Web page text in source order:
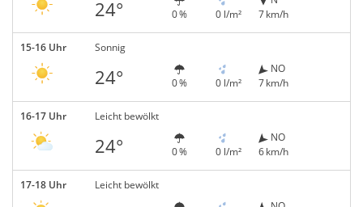
24° 0 % 0 l/m²
7 km/h
15-16 Uhr Sonnig
24° 0 % 0 l/m²
NO
7 km/h
16-17 Uhr Leicht bewölkt
24° 0 % 0 l/m²
NO
6 km/h
17-18 Uhr Leicht bewölkt